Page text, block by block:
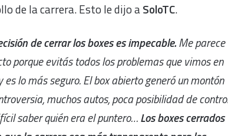
de la carrera. Esto le dijo aSoloTC.
de cerrar los boxes es impecable.Me parece
porque evitás todos los problemas que vimos en
es lo más seguro. El box abierto generó un montón
muchos autos, poca posibilidad de
saber quién era el puntero…Los boxes cerrados